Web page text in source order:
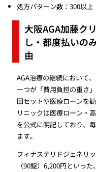
処方パターン数：300以上
大阪AGA加藤ク
し・都度払いの
由
AGA治療の継続において
一つが「費用負担の重さ
回セットや医療ローンを
リニックは医療ローン・
を公式に明記しており、
ます。
フィナステリドジェネリ
（90錠）6,200円といっ